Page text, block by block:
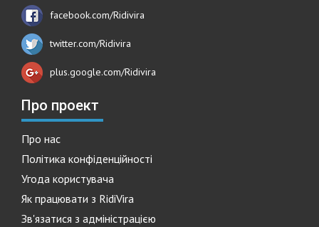
facebook.com/Ridivira
twitter.com/Ridivira
plus.google.com/Ridivira
Про проект
Про нас
Політика конфіденційності
Угода користувача
Як працювати з RidiVira
Зв'язатися з адміністрацією